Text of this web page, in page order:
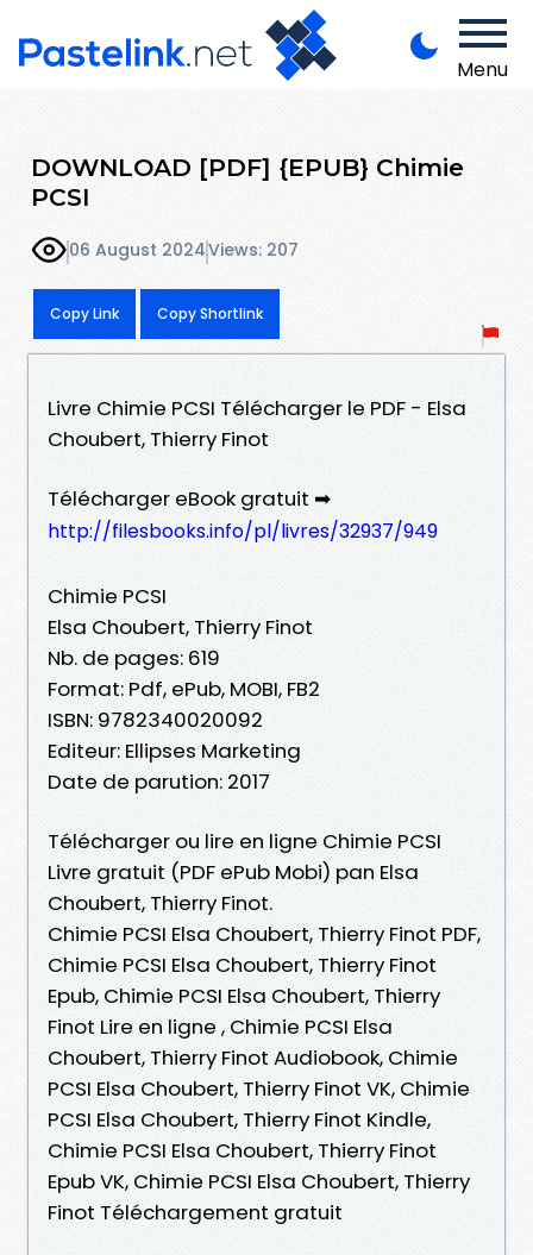
Menu
DOWNLOAD [PDF] {EPUB} Chimie
PCSI
06 August 2024Views: 207
Copy Link Copy Shortlink
Livre Chimie PCSI Télécharger le PDF - Elsa
Choubert, Thierry Finot
Télécharger eBook gratuit ➡
http://filesbooks.info/pl/livres/32937/949
Chimie PCSI
Elsa Choubert, Thierry Finot
Nb. de pages: 619
Format: Pdf, ePub, MOBI, FB2
ISBN: 9782340020092
Editeur: Ellipses Marketing
Date de parution: 2017
Télécharger ou lire en ligne Chimie PCSI
Livre gratuit (PDF ePub Mobi) pan Elsa
Choubert, Thierry Finot.
Chimie PCSI Elsa Choubert, Thierry Finot PDF,
Chimie PCSI Elsa Choubert, Thierry Finot
Epub, Chimie PCSI Elsa Choubert, Thierry
Finot Lire en ligne , Chimie PCSI Elsa
Choubert, Thierry Finot Audiobook, Chimie
PCSI Elsa Choubert, Thierry Finot VK, Chimie
PCSI Elsa Choubert, Thierry Finot Kindle,
Chimie PCSI Elsa Choubert, Thierry Finot
Epub VK, Chimie PCSI Elsa Choubert, Thierry
Finot Téléchargement gratuit